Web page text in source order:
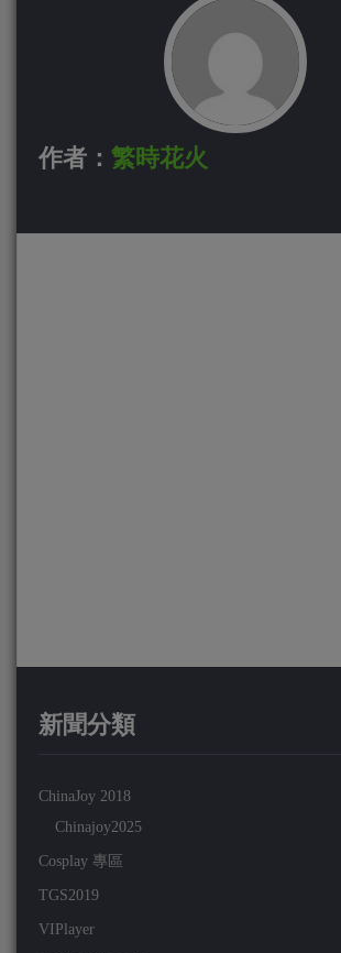
作者： 繁時花火
新聞分類
ChinaJoy 2018
Chinajoy2025
Cosplay 專區
TGS2019
VIPlayer